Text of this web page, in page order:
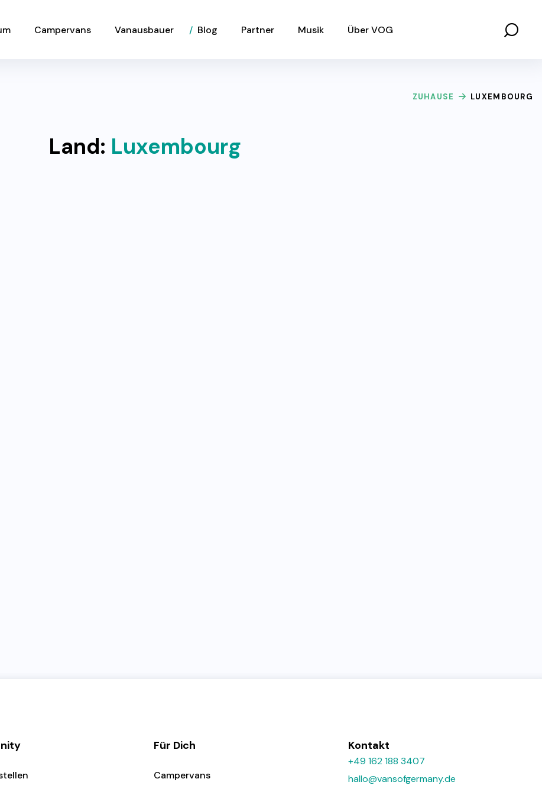
Campervans Vanausbauer Blog Partner Musik Über VOG
ZUHAUSE LUXEMBOURG
Land: Luxembourg
Für Dich
Campervans
Kontakt
+49 162 188 3407
hallo@vansofgermany.de